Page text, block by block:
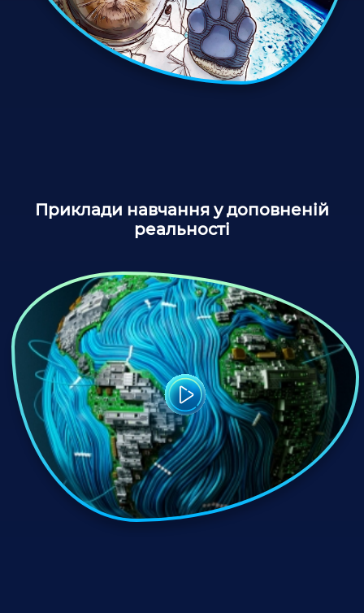
Приклади навчання у доповненій
реальності